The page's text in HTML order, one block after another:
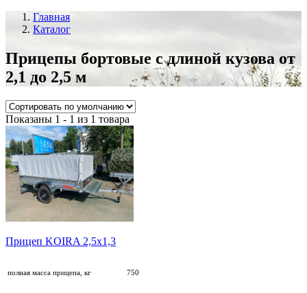
Главная
Каталог
Прицепы бортовые с длиной кузова от
2,1 до 2,5 м
Показаны 1 - 1 из 1 товара
Прицеп KOIRA 2,5х1,3
полная масса прицепа, кг 750